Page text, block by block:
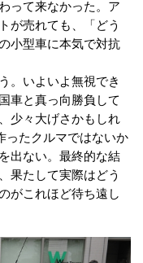
って来なかった。ア
が売れても、「どう
小型車に本気で対抗
。いよいよ無視でき
車と真っ向勝負して
少々大げさかもしれ
ったクルマではないか
出ない。最終的な結
果たして実際はどう
がこれほど待ち遠し